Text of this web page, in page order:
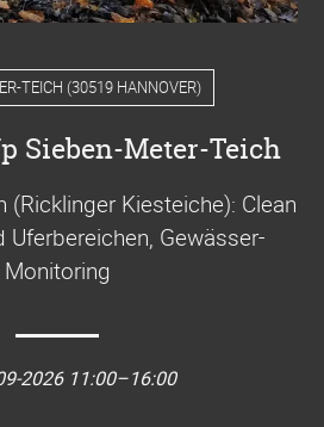
TEICH (30519 HANNOVER)
Sieben-Meter-Teich
(Ricklinger Kiesteiche): Clean
Uferbereichen, Gewässer-
Monitoring
2026 11:00–16:00